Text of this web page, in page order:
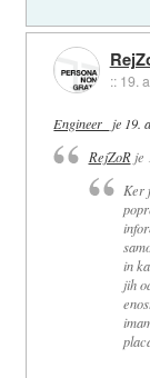
:: 19.
Engineer_ je 19.
RejZoRje
Ker
in
jih